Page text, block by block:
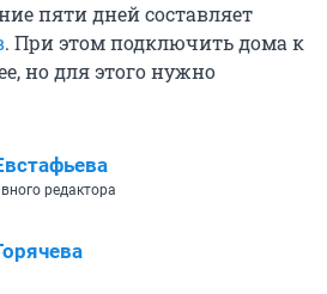
пяти дней составляет
. При этом подключить дома к
но для этого нужно
редактора